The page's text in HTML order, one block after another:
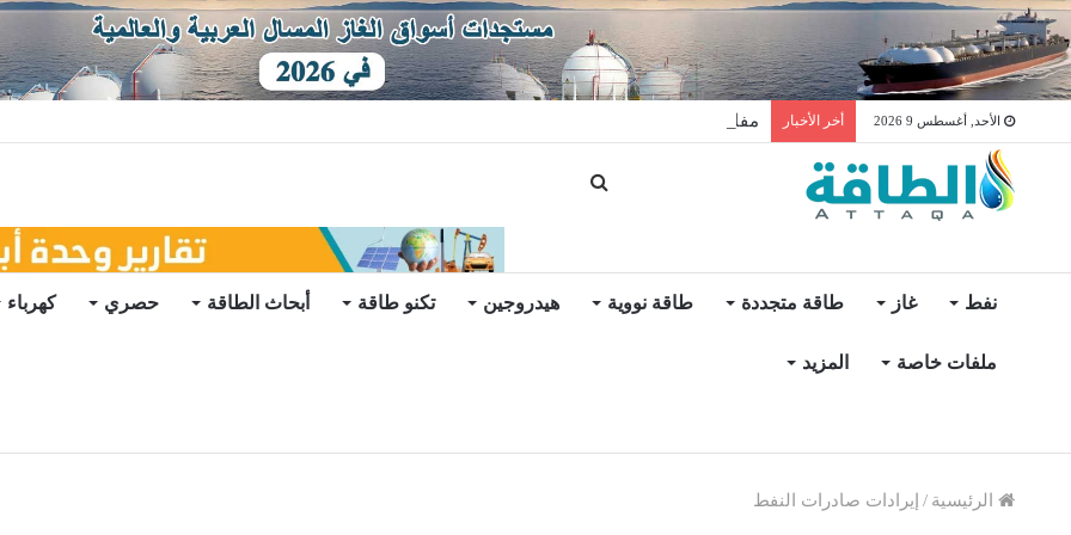
الأحد, أغسطس 9 2026 أخر الأخبار مفاوضات لتخزين النفط العراقي في الخارج
نفط غاز طاقة متجددة طاقة نووية هيدروجين تكنو طاقة أبحاث الطاقة حصري كهرباء
ملفات خاصة المزيد
الرئيسية / إيرادات صادرات النفط